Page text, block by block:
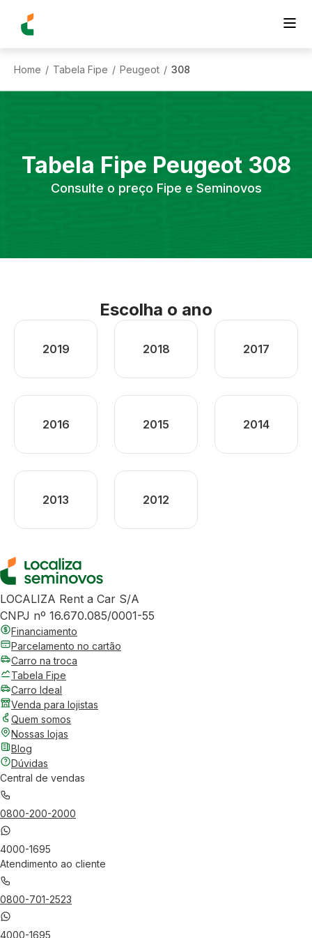
Home / Tabela Fipe / Peugeot / 308
Tabela Fipe Peugeot 308
Consulte o preço Fipe e Seminovos
Escolha o ano
2019 2018 2017
2016 2015 2014
2013 2012
LOCALIZA Rent a Car S/A
CNPJ nº 16.670.085/0001-55
Financiamento
Parcelamento no cartão
Carro na troca
Tabela Fipe
Carro Ideal
Venda para lojistas
Quem somos
Nossas lojas
Blog
Dúvidas
Central de vendas
0800-200-2000
4000-1695
Atendimento ao cliente
0800-701-2523
4000-1695